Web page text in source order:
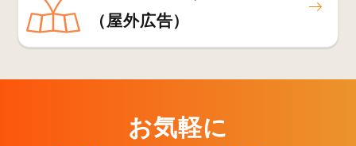
（屋外広告）
お気軽に